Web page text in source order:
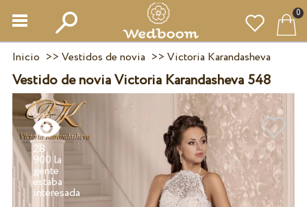
0
Inicio >> Vestidos de novia >> Victoria Karandasheva
Vestido de novia Victoria Karandasheva 548
28
900 la
gente
estaba